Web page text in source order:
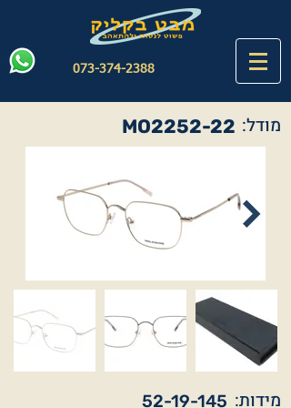
073-374-2388
MO2252-22 מודל:
52-19-145 מידות: